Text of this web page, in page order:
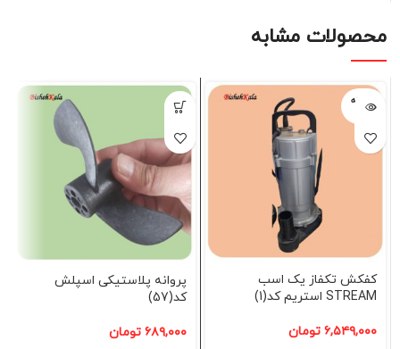
محصولات مشابه
فروخته
شده
کفکش تکفاز یک اسب
STREAM استریم کد(1)
۶,۵۴۹,۰۰۰ تومان
پروانه پلاستیکی اسپلش
کد(57)
۶۸۹,۰۰۰ تومان